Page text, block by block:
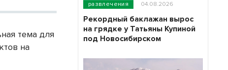
тема для
на
развлечения 04.08.2026
Рекордный баклажан вырос
на грядке у Татьяны Купиной
под Новосибирском